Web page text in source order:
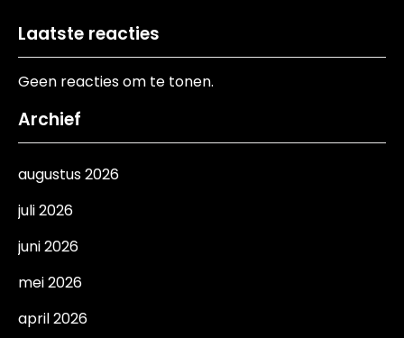
Laatste reacties
Geen reacties om te tonen.
Archief
augustus 2026
juli 2026
juni 2026
mei 2026
april 2026